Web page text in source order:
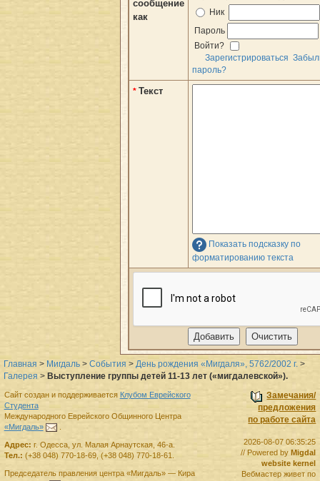
сообщение
как
Ник
Пароль
Войти?
Зарегистрироваться
пароль?
* Текст
Показать подсказку по
форматированию текста
Главная > Мигдаль > События > День рождения «Мигдаля», 5762/2002 г. >
Галерея > Выступление группы детей 11-13 лет («мигдалевской»).
Замечания/
предложения
по работе сайта
2026-08-07 06:35:25
// Powered byMigdal
website kernel
Вебмастер живет по
Сайт создан и поддерживается Клубом Еврейского
Студента
Международного Еврейского Общинного Центра
«Мигдаль»
.
Адрес: г. Одесса, ул. Малая Арнаутская, 46-а.
Тел.: (+38 048) 770-18-69, (+38 048) 770-18-61
Председатель правленияцентра «Мигдаль»— Кира